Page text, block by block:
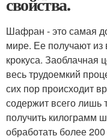
Шафран - это самая
мире. Ее получают
крокуса. Заоблачная
весь трудоемкий
сих пор происходит
содержит всего лишь
получить килограмм
обработать более